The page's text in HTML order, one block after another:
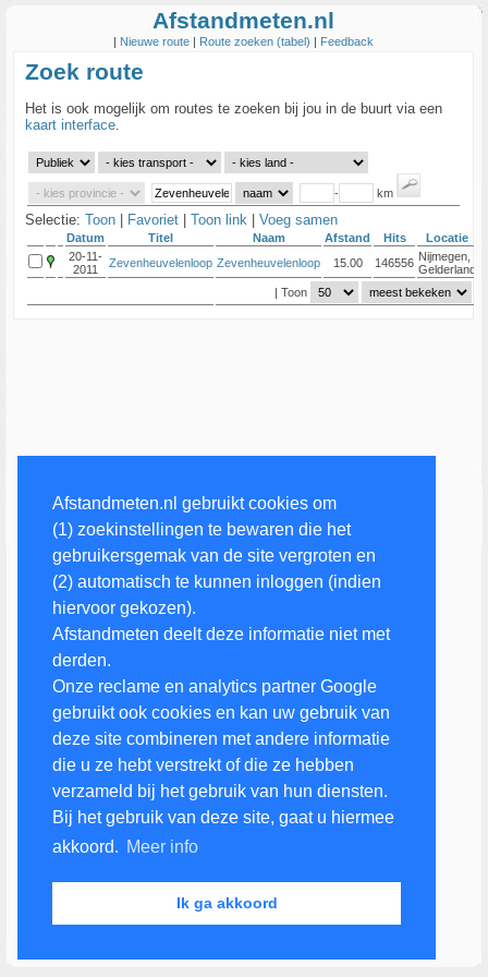
Afstandmeten.nl gebruikt cookies om
(1) zoekinstellingen te bewaren die het
gebruikersgemak van de site vergroten en
(2) automatisch te kunnen inloggen (indien
hiervoor gekozen).
Afstandmeten deelt deze informatie niet met
derden.
Onze reclame en analytics partner Google
gebruikt ook cookies en kan uw gebruik van
deze site combineren met andere informatie
die u ze hebt verstrekt of die ze hebben
verzameld bij het gebruik van hun diensten.
Bij het gebruik van deze site, gaat u hiermee
akkoord. Meer info
Ik ga akkoord
Afstandmeten.nl
| Nieuwe route | Route zoeken (tabel) | Feedback
Zoek route
Het is ook mogelijk om routes te zoeken bij jou in de buurt via een
kaart interface.
- km
Selectie: Toon | Favoriet | Toon link | Voeg samen
Datum Titel Naam Afstand Hits
Locatie
20-11-
2011
Zevenheuvelenloop Zevenheuvelenloop 15.00 146556 Nijmegen,
Gelderland
| Toon